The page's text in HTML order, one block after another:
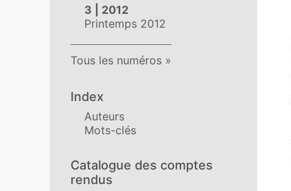
3 | 2012
Printemps 2012
Tous les numéros
Index
Auteurs
Mots-clés
Catalogue des comptes
rendus